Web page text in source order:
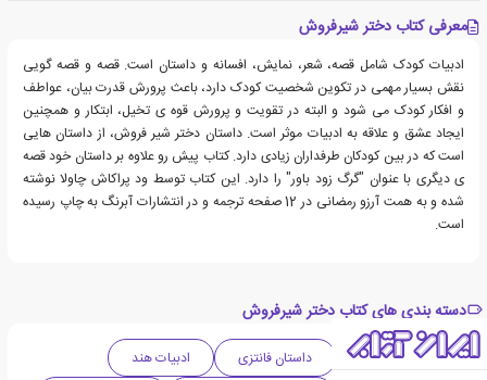
معرفی کتاب دختر شیرفروش
ادبیات کودک شامل قصه، شعر، نمایش، افسانه و داستان است. قصه و قصه گویی
نقش بسیار مهمی در تکوین شخصیت کودک دارد، باعث پرورش قدرت بیان، عواطف
و افکار کودک می شود و البته در تقویت و پرورش قوه ی تخیل، ابتکار و همچنین
ایجاد عشق و علاقه به ادبیات موثر است. داستان دختر شیر فروش، از داستان هایی
است که در بین کودکان طرفداران زیادی دارد. کتاب پیش رو علاوه بر داستان خود قصه
ی دیگری با عنوان "گرگ زود باور" را دارد. این کتاب توسط ود پراکاش چاولا نوشته
شده و به همت آرزو رمضانی در 12 صفحه ترجمه و در انتشارات آبرنگ به چاپ رسیده
است.
دسته بندی های کتاب دختر شیرفروش
ادبیات اقتباسی داستان فانتزی
ادبیات هند